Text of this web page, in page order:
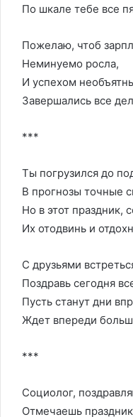
По шкале тебе все
Пожелаю, чтоб
Неминуемо росла,
И успехом
Завершались все
***
Ты погрузился до
В прогнозы точные
Но в этот праздник,
Их отодвинь и
С друзьями
Поздравь сегодня
Пусть станут дни
Ждет впереди
***
Социолог,
Отмечаешь